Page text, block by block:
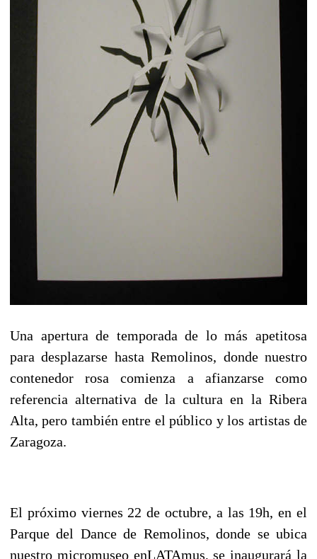
Una apertura de temporada de lo más apetitosa
para desplazarse hasta Remolinos, donde nuestro
contenedor rosa comienza a afianzarse como
referencia alternativa de la cultura en la Ribera
Alta, pero también entre el público y los artistas de
Zaragoza.
El próximo viernes 22 de octubre, a las 19h, en el
Parque del Dance de Remolinos, donde se ubica
nuestro micromuseo enLATAmus, se inaugurará la